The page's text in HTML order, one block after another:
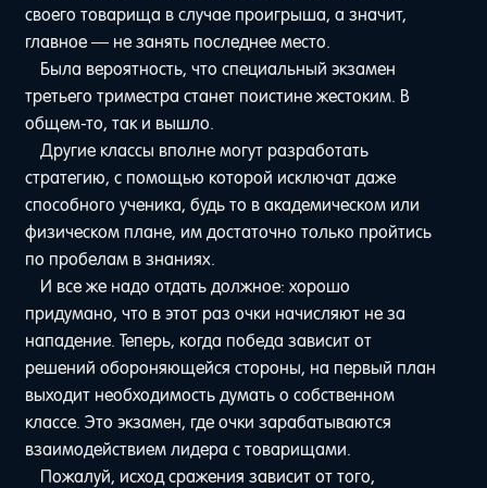
своего товарища в случае проигрыша, а значит,
главное — не занять последнее место.
Была вероятность, что специальный экзамен
третьего триместра станет поистине жестоким. В
общем-то, так и вышло.
Другие классы вполне могут разработать
стратегию, с помощью которой исключат даже
способного ученика, будь то в академическом или
физическом плане, им достаточно только пройтись
по пробелам в знаниях.
И все же надо отдать должное: хорошо
придумано, что в этот раз очки начисляют не за
нападение. Теперь, когда победа зависит от
решений обороняющейся стороны, на первый план
выходит необходимость думать о собственном
классе. Это экзамен, где очки зарабатываются
взаимодействием лидера с товарищами.
Пожалуй, исход сражения зависит от того,